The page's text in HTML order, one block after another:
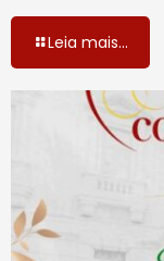
Leia mais...